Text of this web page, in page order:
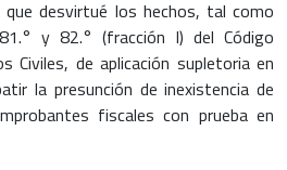
que desvirtué los hechos, tal como
y 82.° (fracción I) del Código
Civiles, de aplicación supletoria en
la presunción de inexistencia de
fiscales con prueba en